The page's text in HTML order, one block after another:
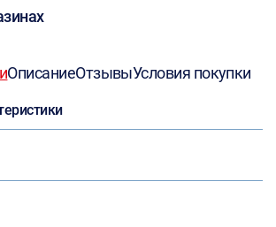
ОписаниеОтзывыУсловия покупки